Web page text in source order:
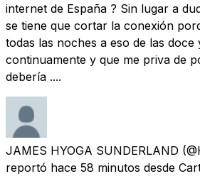
internet de España ? Sin lugar a
se tiene que cortar la conexión
todas las noches a eso de las doce
continuamente y que me priva de
debería ....
JAMES HYOGA SUNDERLAND
reportó hace 58 minutos desde